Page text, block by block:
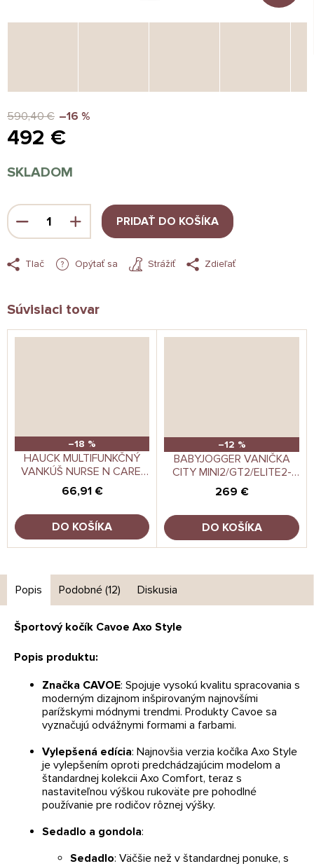
590,40 € –16 %
492 €
cena:
SKLADOM
PRIDAŤ DO KOŠÍKA
Tlač Opýtať sa Strážiť Zdieľať
Súvisiaci tovar
–18 %
HAUCK MULTIFUNKČNÝ
VANKÚŠ NURSE N CARE,
SMOKY PINK
66,91 €
DO KOŠÍKA
–12 %
BABYJOGGER VANIČKA
CITY MINI2/GT2/ELITE2-
SINGLE-OPULENT BLACK
269 €
DO KOŠÍKA
Popis Podobné (12) Diskusia
Športový kočík Cavoe Axo Style
Popis produktu:
Značka CAVOE: Spojuje vysokú kvalitu spracovania s
moderným dizajnom inšpirovaným najnovšími
parížskymi módnymi trendmi. Produkty Cavoe sa
vyznačujú odvážnymi formami a farbami.
Vylepšená edícia: Najnovšia verzia kočíka Axo Style
je vylepšením oproti predchádzajúcim modelom a
štandardnej kolekcii Axo Comfort, teraz s
nastaviteľnou výškou rukoväte pre pohodlné
používanie pre rodičov rôznej výšky.
Sedadlo a gondola:
Sedadlo: Väčšie než v štandardnej ponuke, s